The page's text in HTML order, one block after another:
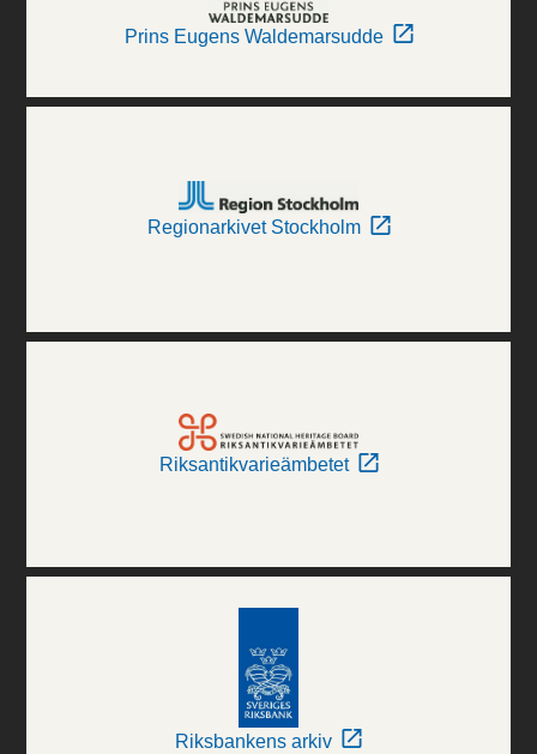
Prins Eugens Waldemarsudde
Regionarkivet Stockholm
Riksantikvarieämbetet
Riksbankens arkiv